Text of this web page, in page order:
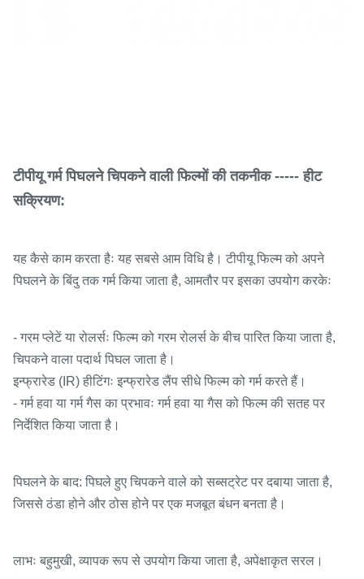
टीपीयू गर्म पिघलने चिपकने वाली फिल्मों की तकनीक ----- हीट
सक्रियण:
यह कैसे काम करता हैः यह सबसे आम विधि है। टीपीयू फिल्म को अपने
पिघलने के बिंदु तक गर्म किया जाता है, आमतौर पर इसका उपयोग करकेः
- गरम प्लेटें या रोलर्सः फिल्म को गरम रोलर्स के बीच पारित किया जाता है,
चिपकने वाला पदार्थ पिघल जाता है।
इन्फ्रारेड (IR) हीटिंगः इन्फ्रारेड लैंप सीधे फिल्म को गर्म करते हैं।
- गर्म हवा या गर्म गैस का प्रभावः गर्म हवा या गैस को फिल्म की सतह पर
निर्देशित किया जाता है।
पिघलने के बाद: पिघले हुए चिपकने वाले को सब्सट्रेट पर दबाया जाता है,
जिससे ठंडा होने और ठोस होने पर एक मजबूत बंधन बनता है।
लाभः बहुमुखी, व्यापक रूप से उपयोग किया जाता है, अपेक्षाकृत सरल।